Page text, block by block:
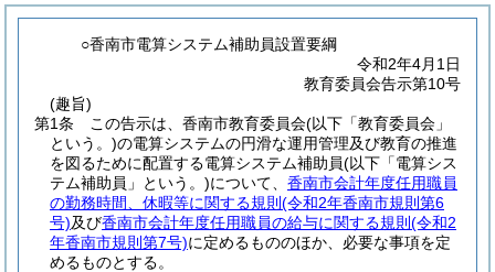
○香南市電算システム補助員設置要綱
令和2年4月1日
教育委員会告示第10号
(趣旨)
第1条
この告示は、香南市教育委員会(以下「教育委員会」
という。)の電算システムの円滑な運用管理及び教育の推進
を図るために配置する電算システム補助員(以下「電算シス
テム補助員」という。)について、 香南市会計年度任用職員
の勤務時間、休暇等に関する規則 (令和2年香南市規則第6
号)及び香南市会計年度任用職員の給与に関する規則 (令和2
年香南市規則第7号)に定めるもののほか、必要な事項を定
めるものとする。